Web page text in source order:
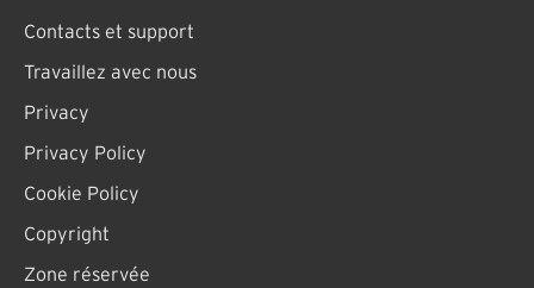
Contacts et support
Travaillez avec nous
Privacy
Privacy Policy
Cookie Policy
Copyright
Zone réservée